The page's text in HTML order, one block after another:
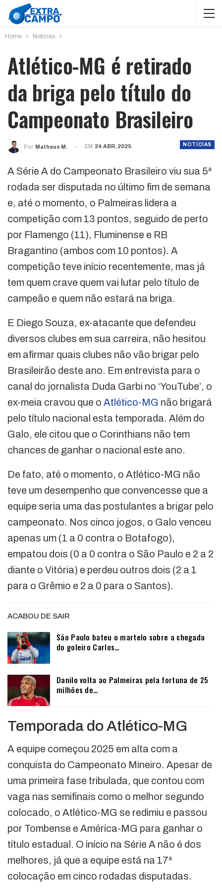
Home Notícias
Atlético-MG é retirado
da briga pelo título do
Campeonato Brasileiro
NOTÍCIAS
Por Matheus M. EM 24 ABR, 2025
A Série A do Campeonato Brasileiro viu sua 5ª
rodada ser disputada no último fim de semana
e, até o momento, o Palmeiras lidera a
competição com 13 pontos, seguido de perto
por Flamengo (11), Fluminense e RB
Bragantino (ambos com 10 pontos). A
competição teve início recentemente, mas já
tem quem crave quem vai lutar pelo título de
campeão e quem não estará na briga.
E Diego Souza, ex-atacante que defendeu
diversos clubes em sua carreira, não hesitou
em afirmar quais clubes não vão brigar pelo
Brasileirão deste ano. Em entrevista para o
canal do jornalista Duda Garbi no ‘YouTube’, o
ex-meia cravou que o Atlético-MG não brigará
pelo título nacional esta temporada. Além do
Galo, ele citou que o Corinthians não tem
chances de ganhar o nacional este ano.
De fato, até o momento, o Atlético-MG não
teve um desempenho que convencesse que a
equipe seria uma das postulantes a brigar pelo
campeonato. Nos cinco jogos, o Galo venceu
apenas um (1 a 0 contra o Botafogo),
empatou dois (0 a 0 contra o São Paulo e 2 a 2
diante o Vitória) e perdeu outros dois (2 a 1
para o Grêmio e 2 a 0 para o Santos).
ACABOU DE SAIR
São Paulo bateu o martelo sobre a chegada
do goleiro Carlos…
Danilo volta ao Palmeiras pela fortuna de 25
milhões de…
Temporada do Atlético-MG
A equipe começou 2025 em alta com a
conquista do Campeonato Mineiro. Apesar de
uma primeira fase tribulada, que contou com
vaga nas semifinais como o melhor segundo
colocado, o Atlético-MG se redimiu e passou
por Tombense e América-MG para ganhar o
título estadual. O início na Série A não é dos
melhores, já que a equipe está na 17ª
colocação em cinco rodadas disputadas.